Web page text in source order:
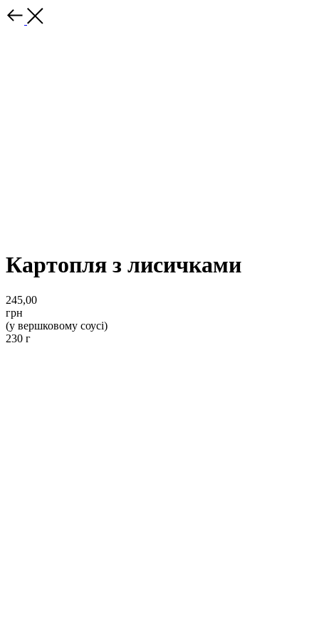
Картопля з лисичками
245,00
грн
(у вершковому соусі)
230 г